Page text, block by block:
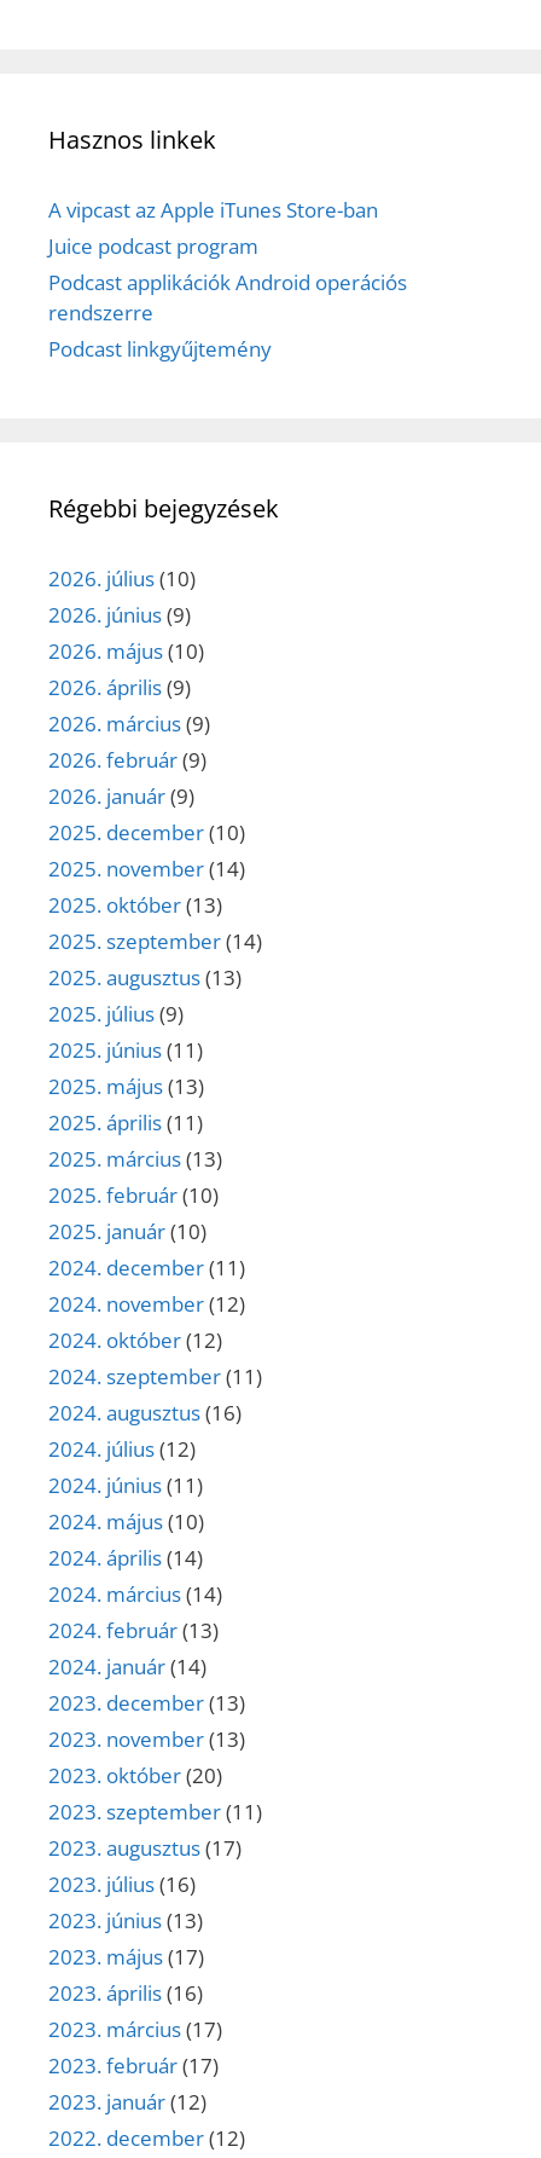
Hasznos linkek
A vipcast az Apple iTunes Store-ban
Juice podcast program
Podcast applikációk Android operációs
rendszerre
Podcast linkgyűjtemény
Régebbi bejegyzések
2026. július(10)
2026. június(9)
2026. május(10)
2026. április(9)
2026. március(9)
2026. február(9)
2026. január(9)
2025. december(10)
2025. november(14)
2025. október(13)
2025. szeptember(14)
2025. augusztus(13)
2025. július(9)
2025. június(11)
2025. május(13)
2025. április(11)
2025. március(13)
2025. február(10)
2025. január(10)
2024. december(11)
2024. november(12)
2024. október(12)
2024. szeptember(11)
2024. augusztus(16)
2024. július(12)
2024. június(11)
2024. május(10)
2024. április(14)
2024. március(14)
2024. február(13)
2024. január(14)
2023. december(13)
2023. november(13)
2023. október(20)
2023. szeptember(11)
2023. augusztus(17)
2023. július(16)
2023. június(13)
2023. május(17)
2023. április(16)
2023. március(17)
2023. február(17)
2023. január(12)
2022. december(12)